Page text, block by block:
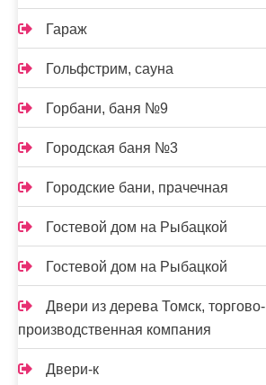
Гараж
Гольфстрим, сауна
Горбани, баня №9
Городская баня №3
Городские бани, прачечная
Гостевой дом на Рыбацкой
Гостевой дом на Рыбацкой
Двери из дерева Томск, торгово-
производственная компания
Двери-к